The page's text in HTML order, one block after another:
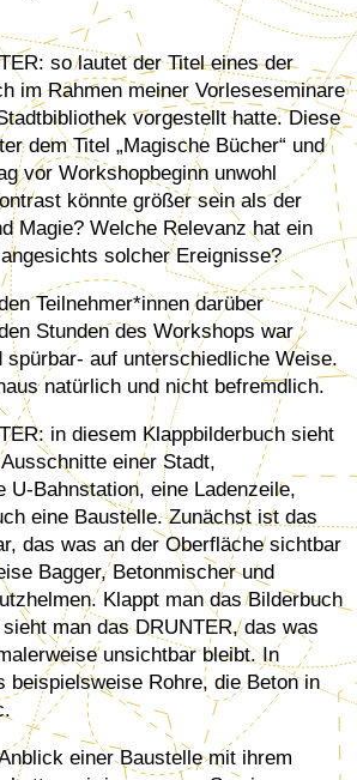
so lautet der Titel eines der
im Rahmen meiner Vorleseseminare
vorgestellt hatte. Diese
dem Titel „Magische Bücher“ und
vor Workshopbeginn unwohl
könnte größer sein als der
Magie? Welche Relevanz hat ein
solcher Ereignisse?
Teilnehmer*innen darüber
Stunden des Workshops war
spürbar- auf unterschiedliche Weise.
natürlich und nicht befremdlich.
in diesem Klappbilderbuch sieht
einer Stadt,
U-Bahnstation, eine Ladenzeile,
eine Baustelle. Zunächst ist das
das was an der Oberfläche sichtbar
Bagger, Betonmischer und
Klappt man das Bilderbuch
man das DRUNTER, das was
unsichtbar bleibt. In
beispielsweise Rohre, die Beton in
einer Baustelle mit ihrem